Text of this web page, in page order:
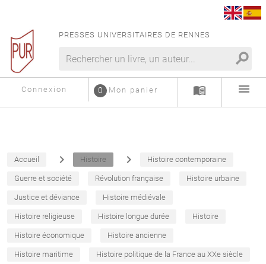
PRESSES UNIVERSITAIRES DE RENNES
search
Connexion Mon panier
0 menu_book menu
Accueil navigate_next Histoire navigate_next Histoire contemporaine
Guerre et société Révolution française Histoire urbaine
Justice et déviance Histoire médiévale
Histoire religieuse Histoire longue durée Histoire
Histoire économique Histoire ancienne
Histoire maritime Histoire politique de la France au XXe siècle